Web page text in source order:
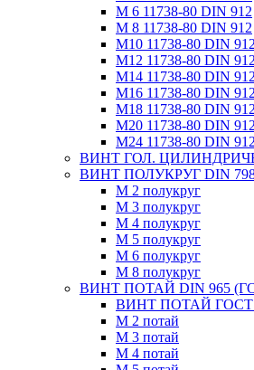
М 6 11738-80 DIN 912
М 8 11738-80 DIN 912
М10 11738-80 DIN 912
М12 11738-80 DIN 912
М14 11738-80 DIN 912
М16 11738-80 DIN 912
М18 11738-80 DIN 912
М20 11738-80 DIN 912
М24 11738-80 DIN 912
ВИНТ ГОЛ.
ВИНТ ПОЛУКРУГ DIN
М 2 полукруг
М 3 полукруг
М 4 полукруг
М 5 полукруг
М 6 полукруг
М 8 полукруг
ВИНТ ПОТАЙ DIN 965
ВИНТ ПОТАЙ ГОСТ
М 2 потай
М 3 потай
М 4 потай